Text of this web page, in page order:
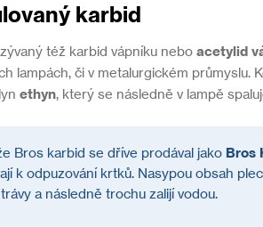
karbid
též karbid vápníku nebo acetylid
lampách, či v metalurgickém průmyslu.
ethyn, který se následně v lampě
Bros karbid se dříve prodával jako Bros
k odpuzování krtků. Nasypou obsah
a následně trochu zalijí vodou.